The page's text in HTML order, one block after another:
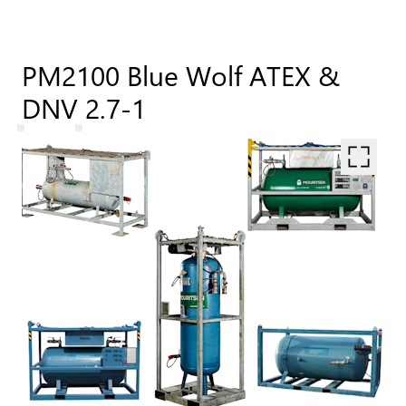
PM2100 Blue Wolf ATEX &
DNV 2.7-1